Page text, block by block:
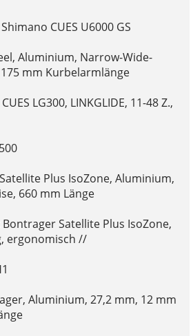
CUES U6000 GS
Aluminium, Narrow-Wide-
mm Kurbelarmlänge
LG300, LINKGLIDE, 11-48 Z.,
Plus IsoZone, Aluminium,
660 mm Länge
Satellite Plus IsoZone,
ergonomisch //
Aluminium, 27,2 mm, 12 mm